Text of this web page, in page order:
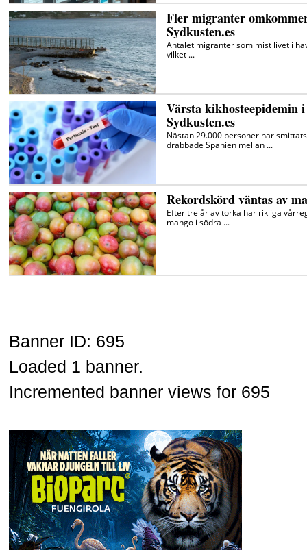
Banner ID: 695
Loaded 1 banner.
Incremented banner views for 695